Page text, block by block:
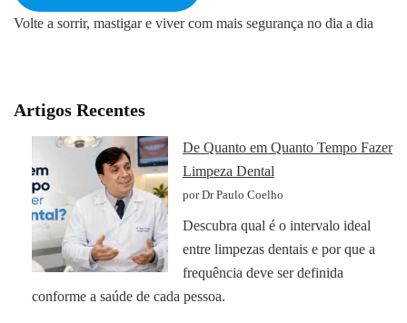
Volte a sorrir, mastigar e viver com mais segurança no dia a dia
Artigos Recentes
De Quanto em Quanto Tempo Fazer
Limpeza Dental
por Dr Paulo Coelho
Descubra qual é o intervalo ideal
entre limpezas dentais e por que a
frequência deve ser definida
conforme a saúde de cada pessoa.